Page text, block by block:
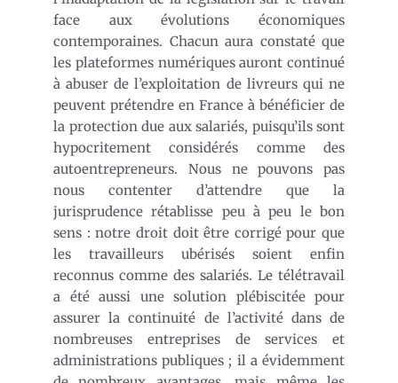
face aux évolutions économiques
contemporaines. Chacun aura constaté que
les plateformes numériques auront continué
à abuser de l’exploitation de livreurs qui ne
peuvent prétendre en France à bénéficier de
la protection due aux salariés, puisqu’ils sont
hypocritement considérés comme des
autoentrepreneurs. Nous ne pouvons pas
nous contenter d’attendre que la
jurisprudence rétablisse peu à peu le bon
sens : notre droit doit être corrigé pour que
les travailleurs ubérisés soient enfin
reconnus comme des salariés. Le télétravail
a été aussi une solution plébiscitée pour
assurer la continuité de l’activité dans de
nombreuses entreprises de services et
administrations publiques ; il a évidemment